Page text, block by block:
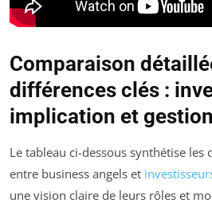
Comparaison
différences clés :
implication et
Le tableau ci-dessous synthétise
entre business angels et
une vision claire de leurs rôles et